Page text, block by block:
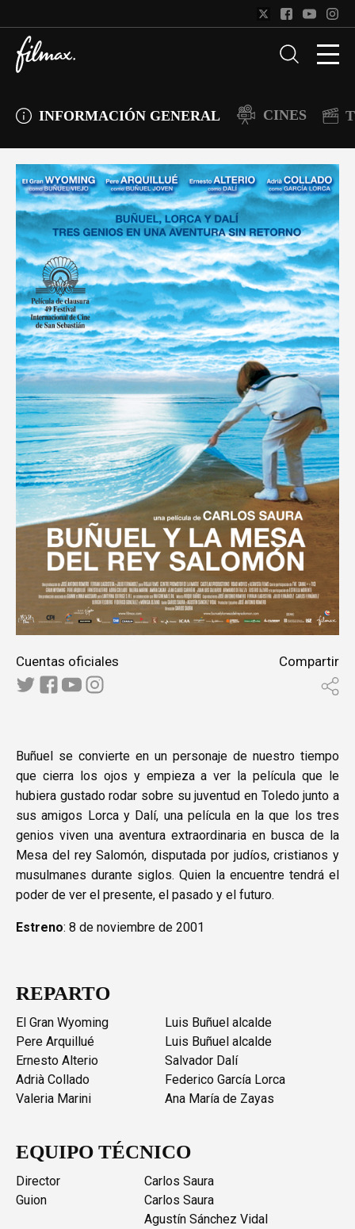
INFORMACIÓN GENERAL CINES
Cuentas oficiales Compartir
Buñuel se convierte en un personaje de nuestro tiempo
que cierra los ojos y empieza a ver la película que le
hubiera gustado rodar sobre su juventud en Toledo junto a
sus amigos Lorca y Dalí, una película en la que los tres
genios viven una aventura extraordinaria en busca de la
Mesa del rey Salomón, disputada por judíos, cristianos y
musulmanes durante siglos. Quien la encuentre tendrá el
poder de ver el presente, el pasado y el futuro.
Estreno: 8 de noviembre de 2001
REPARTO
El Gran Wyoming
Luis Buñuel alcalde
Pere Arquillué
Luis Buñuel alcalde
Ernesto Alterio
Salvador Dalí
Adrià Collado
Federico García Lorca
Valeria Marini
Ana María de Zayas
EQUIPO TÉCNICO
Director
Carlos Saura
Guion
Carlos Saura
Agustín Sánchez Vidal